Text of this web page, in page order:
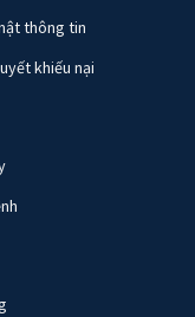
thông tin
khiếu nại